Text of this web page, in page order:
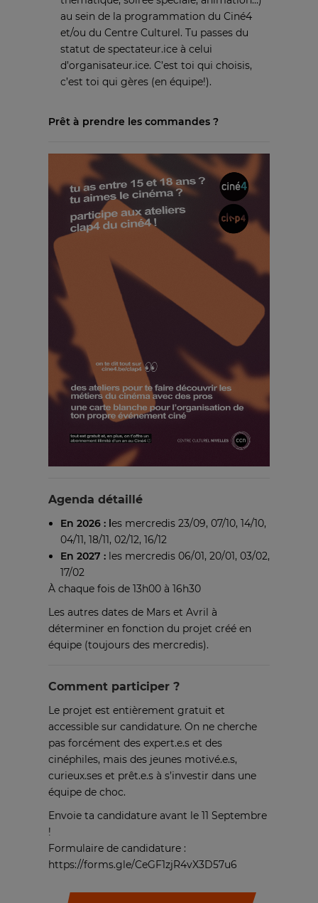
au sein de la programmation du Ciné4
et/ou du Centre Culturel. Tu passes du
statut de spectateur.ice à celui
d’organisateur.ice. C’est toi qui choisis,
c’est toi qui gères (en équipe!).
Prêt à prendre les commandes ?
Agenda détaillé
En 2026 : l es mercredis 23/09, 07/10, 14/10,
04/11, 18/11, 02/12, 16/12
En 2027 : les mercredis 06/01, 20/01, 03/02,
17/02
À chaque fois de 13h00 à 16h30
Les autres dates de Mars et Avril à
déterminer en fonction du projet créé en
équipe (toujours des mercredis).
Comment participer ?
Le projet est entièrement gratuit et
accessible sur candidature. On ne cherche
pas forcément des expert.e.s et des
cinéphiles, mais des jeunes motivé.e.s,
curieux.ses et prêt.e.s à s’investir dans une
équipe de choc.
Envoie ta candidature avant le 11 Septembre
!
Formulaire de candidature :
https://forms.gle/CeGF1zjR4vX3D57u6